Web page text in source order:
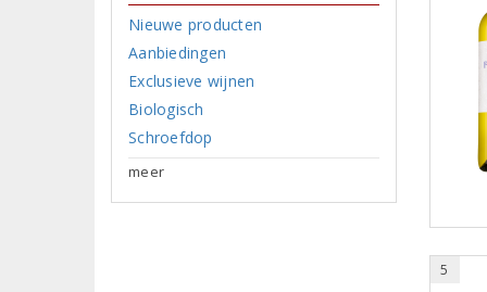
Nieuwe producten
Aanbiedingen
Exclusieve wijnen
Biologisch
Schroefdop
meer
5